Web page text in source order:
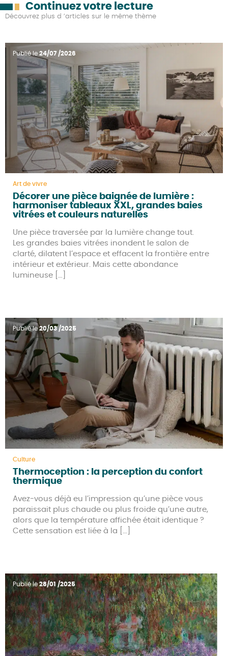
Continuez votre lecture
Découvrez plus d ’articles sur le même thème
Publié le 24/07 /2026
Art de vivre
Décorer une pièce baignée de lumière :
harmoniser tableaux XXL, grandes baies
vitrées et couleurs naturelles
Une pièce traversée par la lumière change tout.
Les grandes baies vitrées inondent le salon de
clarté, dilatent l’espace et effacent la frontière entre
intérieur et extérieur. Mais cette abondance
lumineuse […]
Publié le20/03 /2025
Culture
Thermoception : la perception du confort
thermique
Avez-vous déjà eu l’impression qu’une pièce vous
paraissait plus chaude ou plus froide qu’une autre,
alors que la température affichée était identique ?
Cette sensation est liée à la […]
Publié le28/01 /2025